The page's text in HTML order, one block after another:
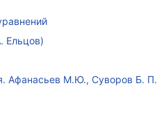
Ельцов)
Афанасьев М.Ю., Суворов Б. П.